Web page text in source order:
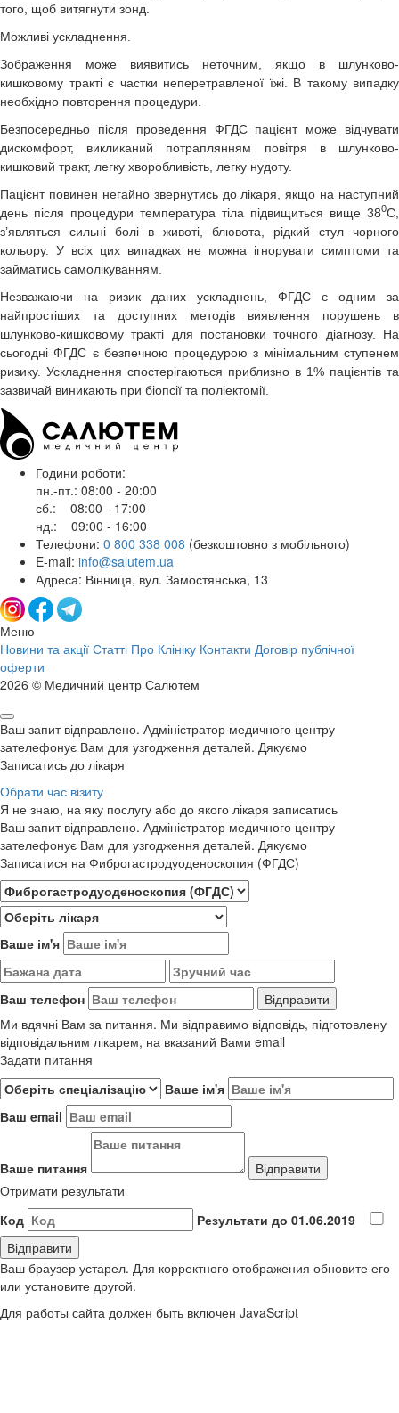
того, щоб витягнути зонд.
Можливі ускладнення.
Зображення може виявитись неточним, якщо в шлунково-
кишковому тракті є частки неперетравленої їжі. В такому випадку
необхідно повторення процедури.
Безпосередньо після проведення ФГДС пацієнт може відчувати
дискомфорт, викликаний потраплянням повітря в шлунково-
кишковий тракт, легку хворобливість, легку нудоту.
Пацієнт повинен негайно звернутись до лікаря, якщо на наступний
день після процедури температура тіла підвищиться вище 380С,
з’являться сильні болі в животі, блювота, рідкий стул чорного
кольору. У всіх цих випадках не можна ігнорувати симптоми та
займатись самолікуванням.
Незважаючи на ризик даних ускладнень, ФГДС є одним за
найпростіших та доступних методів виявлення порушень в
шлунково-кишковому тракті для постановки точного діагнозу. На
сьогодні ФГДС є безпечною процедурою з мінімальним ступенем
ризику. Ускладнення спостерігаються приблизно в 1% пацієнтів та
зазвичай виникають при біопсії та поліектомії.
Години роботи:
пн.-пт.: 08:00 - 20:00
сб.: 08:00 - 17:00
нд.: 09:00 - 16:00
Телефони: 0 800 338 008 (безкоштовно з мобільного)
E-mail: info@salutem.ua
Адреса: Вінниця, вул. Замостянська, 13
Меню
Новини та акції Статті Про Клініку Контакти Договір публічної
оферти
2026 © Медичний центр Салютем
Ваш запит відправлено. Адміністратор медичного центру
зателефонує Вам для узгодження деталей. Дякуємо
Записатись до лікаря
Обрати час візиту
Я не знаю, на яку послугу або до якого лікаря записатись
Ваш запит відправлено. Адміністратор медичного центру
зателефонує Вам для узгодження деталей. Дякуємо
Записатися на Фиброгастродуоденоскопия (ФГДС)
Ваше ім'я
Ваш телефон
Ми вдячні Вам за питання. Ми відправимо відповідь, підготовлену
відповідальним лікарем, на вказаний Вами email
Задати питання
Ваше ім'я
Ваш email
Ваше питання
Отримати результати
Код
Результати до 01.06.2019
Ваш браузер устарел. Для корректного отображения обновите его
или установите другой.
Для работы сайта должен быть включен JavaScript